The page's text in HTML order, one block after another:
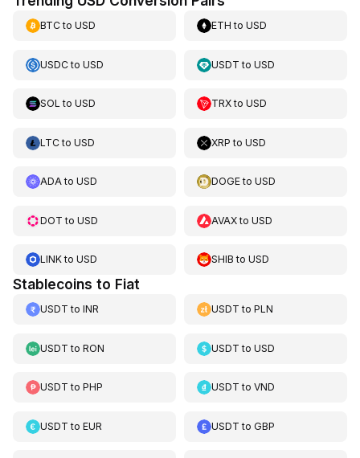
BTCto USD ETH toUSD
USDCto USD USDT toUSD
SOL to USD TRXtoUSD
LTCto USD XRP toUSD
ADAto USD DOGEtoUSD
DOT to USD AVAXtoUSD
LINKto USD SHIB toUSD
Stablecoins to Fiat
USDT to INR USDT toPLN
USDT to RON USDT toUSD
USDT to PHP USDT toVND
USDT to EUR USDT toGBP